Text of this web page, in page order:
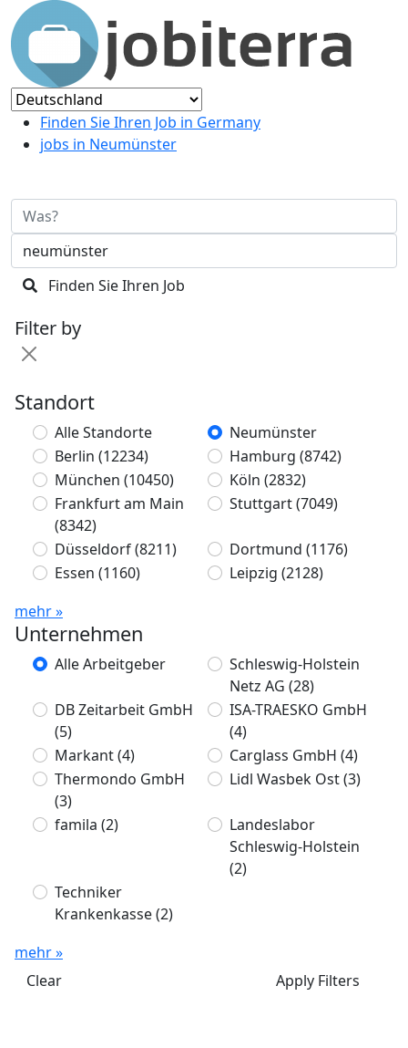
Finden Sie Ihren Job in Germany
jobs in Neumünster
Finden Sie Ihren Job
Filter by
Standort
Alle Standorte
Neumünster
Berlin (12234) Hamburg (8742)
München (10450) Köln (2832)
Frankfurt am Main
(8342)
Stuttgart(7049)
Düsseldorf(8211) Dortmund (1176)
Essen (1160) Leipzig (2128)
mehr »
Unternehmen
Alle Arbeitgeber
Schleswig-Holstein
Netz AG (28)
DB Zeitarbeit GmbH
(5)
ISA-TRAESKO GmbH
(4)
Markant(4) Carglass GmbH (4)
Thermondo GmbH
(3)
Lidl Wasbek Ost(3)
famila (2)
Landeslabor
Schleswig-Holstein
(2)
Techniker
Krankenkasse(2)
mehr »
Clear
Apply Filters